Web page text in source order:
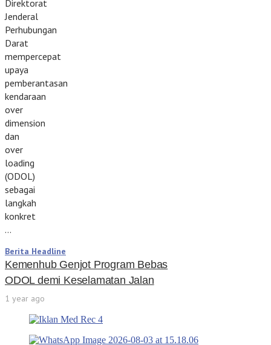
Direktorat
Jenderal
Perhubungan
Darat
mempercepat
upaya
pemberantasan
kendaraan
over
dimension
dan
over
loading
(ODOL)
sebagai
langkah
konkret
…
Berita Headline
Kemenhub Genjot Program Bebas
ODOL demi Keselamatan Jalan
1 year ago